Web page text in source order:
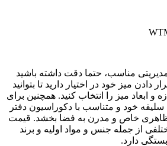
مناسب، حتما دقت داشته باشید
میز خود در اختیار دارید تا بتوانید
و ابعاد میز را انتخاب کنید. همچنین برای
سلیقه خود و متناسب با دکوراسیون دفتر
ظاهری خاص و مدرن به فضا بخشد. قیمت
از جمله جنس و مواد اولیه و برند
دارد.